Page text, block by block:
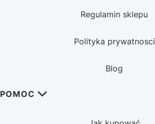
Regulamin sklepu
Polityka prywatnosci
Blog
POMOC